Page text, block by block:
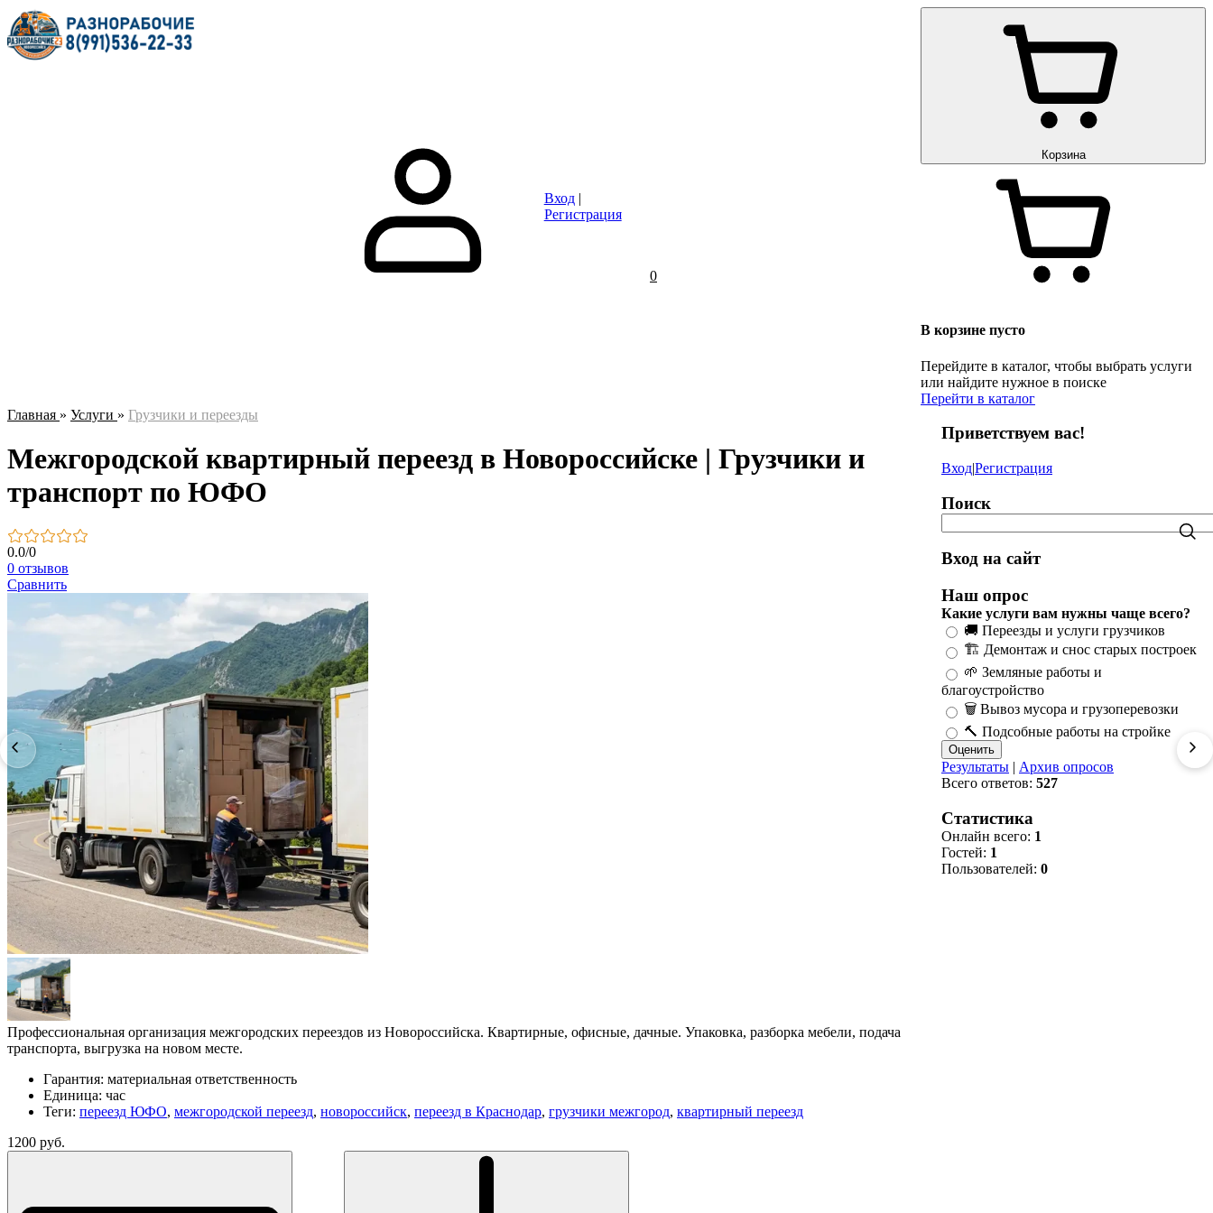
Вход|
Регистрация
0
Корзина
В корзине пусто
Перейдите в каталог, чтобы выбрать услуги
или найдите нужное в поиске
Перейти в каталог
Главная » Услуги » Грузчики и переезды
Межгородской квартирный переезд в Новороссийске | Грузчики и
транспорт по ЮФО
0.0/0
0 отзывов
Сравнить
Профессиональная организация межгородских переездов из Новороссийска. Квартирные, офисные, дачные. Упаковка, разборка мебели, подача
транспорта, выгрузка на новом месте.
Гарантия: материальная ответственность
Единица: час
Теги: переезд ЮФО, межгородской переезд, новороссийск, переезд в Краснодар, грузчики межгород, квартирный переезд
1200 руб.
Приветствуем вас!
Вход|Регистрация
Поиск
Вход на сайт
Наш опрос
Какие услуги вам нужны чаще всего?
🚚 Переезды и услуги грузчиков
🏗️ Демонтаж и снос старых построек
🌱 Земляные работы и
благоустройство
🗑️ Вывоз мусора и грузоперевозки
🔨 Подсобные работы на стройке
Результаты | Архив опросов
Всего ответов: 527
Статистика
Онлайн всего: 1
Гостей: 1
Пользователей: 0